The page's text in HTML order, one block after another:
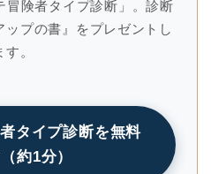
冒険者タイプ診断」。診断
プの書』をプレゼントし
す。
タイプ診断を無料
約1分）